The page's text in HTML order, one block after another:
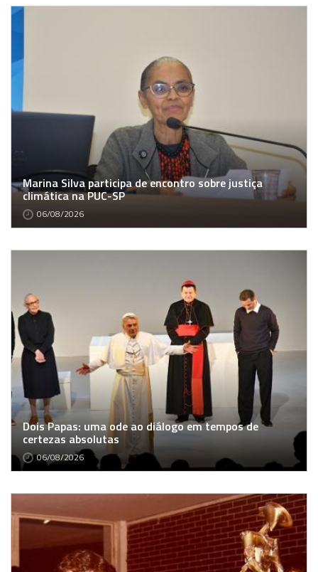
Marina Silva participa de encontro sobre justiça
climática na PUC-SP
06/08/2026
Dois Papas: uma ode ao diálogo em tempos de
certezas absolutas
06/08/2026